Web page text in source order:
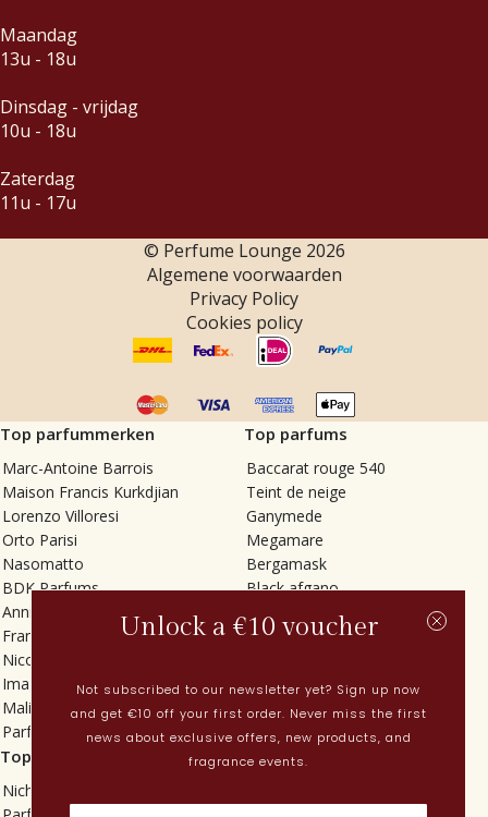
Maandag
13u - 18u
Dinsdag - vrijdag
10u - 18u
Zaterdag
11u - 17u
© Perfume Lounge 2026
Algemene voorwaarden
Privacy Policy
Cookies policy
Top parfummerken
Marc-Antoine Barrois
Maison Francis Kurkdjian
Lorenzo Villoresi
Orto Parisi
Nasomatto
BDK Parfums
Annindriya
Francesca Bianchi
Nicolaï
Imaginary Authors
Malin + Goetz
Parfums MDCI
Top parfums
Baccarat rouge 540
Teint de neige
Ganymede
Megamare
Bergamask
Black afgano
Tilia
Vetiver Rain
In Love with Everything
Sticky Fingers
Top categorieën
Niche parfums
Actueel
Unlock a €10 voucher
Not subscribed to our newsletter yet? Sign up now
and get €10 off your first order. Never miss the first
news about exclusive offers, new products, and
fragrance events.